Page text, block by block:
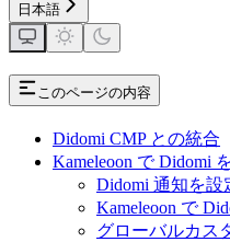
日本語
このページの内容
Didomi CMP との統合
Kameleoon で Didomi
Didomi 通知を設
Kameleoon で
グローバルカス